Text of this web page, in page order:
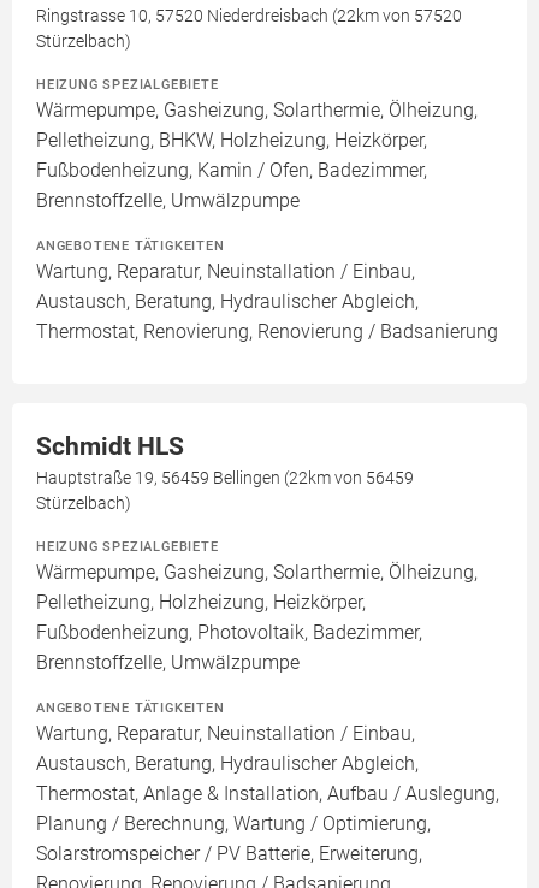
Ringstrasse 10, 57520 Niederdreisbach (22km von 57520
Stürzelbach)
HEIZUNG SPEZIALGEBIETE
Wärmepumpe, Gasheizung, Solarthermie, Ölheizung,
Pelletheizung, BHKW, Holzheizung, Heizkörper,
Fußbodenheizung, Kamin / Ofen, Badezimmer,
Brennstoffzelle, Umwälzpumpe
ANGEBOTENE TÄTIGKEITEN
Wartung, Reparatur, Neuinstallation / Einbau,
Austausch, Beratung, Hydraulischer Abgleich,
Thermostat, Renovierung, Renovierung / Badsanierung
Schmidt HLS
Hauptstraße 19, 56459 Bellingen (22km von 56459
Stürzelbach)
HEIZUNG SPEZIALGEBIETE
Wärmepumpe, Gasheizung, Solarthermie, Ölheizung,
Pelletheizung, Holzheizung, Heizkörper,
Fußbodenheizung, Photovoltaik, Badezimmer,
Brennstoffzelle, Umwälzpumpe
ANGEBOTENE TÄTIGKEITEN
Wartung, Reparatur, Neuinstallation / Einbau,
Austausch, Beratung, Hydraulischer Abgleich,
Thermostat, Anlage & Installation, Aufbau / Auslegung,
Planung / Berechnung, Wartung / Optimierung,
Solarstromspeicher / PV Batterie, Erweiterung,